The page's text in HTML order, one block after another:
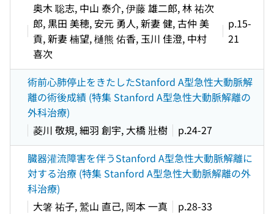
奥木 聡志, 中山 泰介, 伊藤 雄二郎, 林 祐次
郎, 黒田 美穂, 安元 勇人, 新妻 健, 古仲 美
貢, 新妻 楠望, 樋熊 佑香, 玉川 佳澄, 中村
喜次
p.15-
21
術前心肺停止をきたしたStanford A型急性大動脈解
離の術後成績 (特集 Stanford A型急性大動脈解離の
外科治療)
菱川 敬規, 細羽 創宇, 大橋 壯樹
p.24-27
臓器灌流障害を伴うStanford A型急性大動脈解離に
対する治療 (特集 Stanford A型急性大動脈解離の外
科治療)
大箸 祐子, 鷲山 直己, 岡本 一真
p.28-33